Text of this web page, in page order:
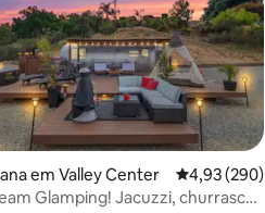
em Valley Center
4,93 (290)
Glamping! Jacuzzi, churrasco